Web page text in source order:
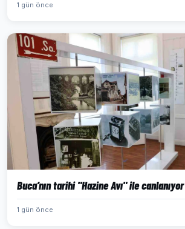
1 gün önce
Buca’nın tarihi "Hazine Avı" ile canlanıyor
1 gün önce